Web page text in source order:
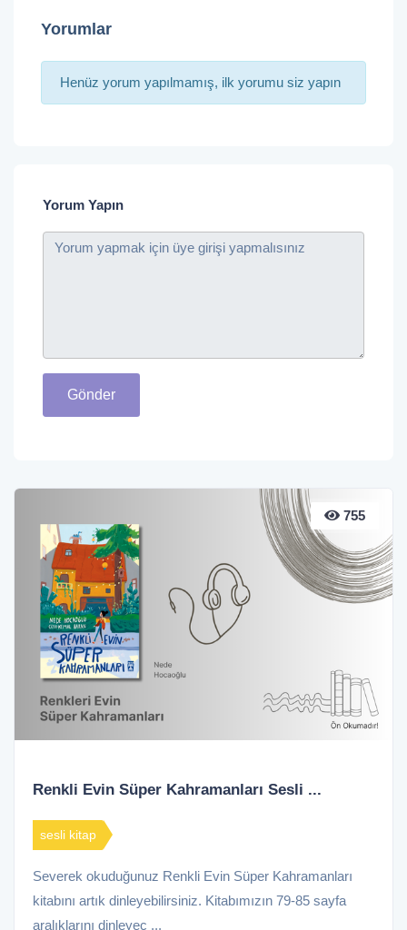
Yorumlar
Henüz yorum yapılmamış, ilk yorumu siz yapın
Yorum Yapın
Gönder
755
Renkli Evin Süper Kahramanları Sesli ...
sesli kitap
Severek okuduğunuz Renkli Evin Süper Kahramanları
kitabını artık dinleyebilirsiniz. Kitabımızın 79-85 sayfa
aralıklarını dinleyec ...